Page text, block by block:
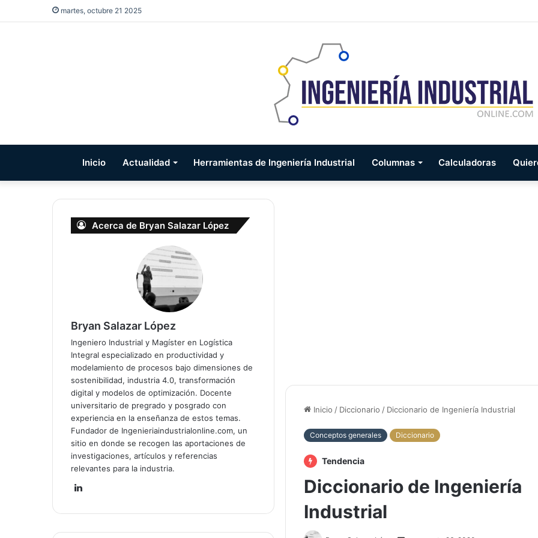
martes, octubre 21 2025
Inicio Actualidad Herramientas de Ingeniería Industrial Columnas Calculadoras
Inicio / Diccionario / Diccionario de Ingeniería Industrial
Conceptos generales Diccionario
Tendencia
Diccionario de Ingeniería
Industrial
Acerca de Bryan Salazar López
Bryan Salazar López
Ingeniero Industrial y Magíster en Logística
Integral especializado en productividad y
modelamiento de procesos bajo dimensiones de
sostenibilidad, industria 4.0, transformación
digital y modelos de optimización. Docente
universitario de pregrado y posgrado con
experiencia en la enseñanza de estos temas.
Fundador de Ingenieriaindustrialonline.com, un
sitio en donde se recogen las aportaciones de
investigaciones, artículos y referencias
relevantes para la industria.
dIn